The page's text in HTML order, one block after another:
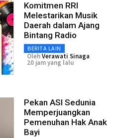
Komitmen RRI
Melestarikan Musik
Daerah dalam Ajang
Bintang Radio
BERITA LAIN
OlehVerawati Sinaga
20 jam yang lalu
Pekan ASI Sedunia
Memperjuangkan
Pemenuhan Hak Anak
Bayi